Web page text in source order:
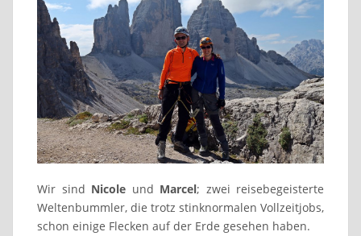
Wir sind Nicole und Marcel; zwei reisebegeisterte
Weltenbummler, die trotz stinknormalen Vollzeitjobs,
schon einige Flecken auf der Erde gesehen haben.